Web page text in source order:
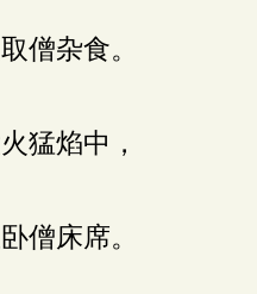
僧杂食。
猛焰中，
僧床席。